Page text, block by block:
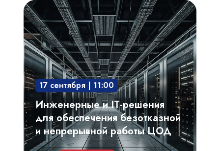
Инженерные
и
IT-
решения
для
обеспечения
безотказной
и
непрерывной
работы
ЦОД
17 сентября | 11:00
Инженерные и IT-решения
для обеспечения безотказной
и непрерывной работы ЦОД